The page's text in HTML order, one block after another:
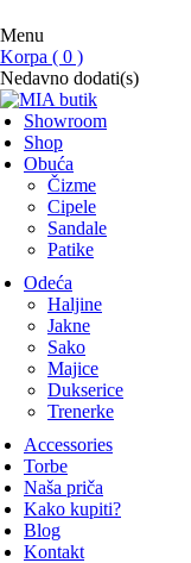
Menu
Korpa ( 0 )
Nedavno dodati(s)
Showroom
Shop
Obuća
Čizme
Cipele
Sandale
Patike
Odeća
Haljine
Jakne
Sako
Majice
Dukserice
Trenerke
Accessories
Torbe
Naša priča
Kako kupiti?
Blog
Kontakt